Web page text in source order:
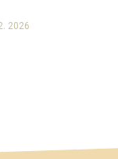
2026